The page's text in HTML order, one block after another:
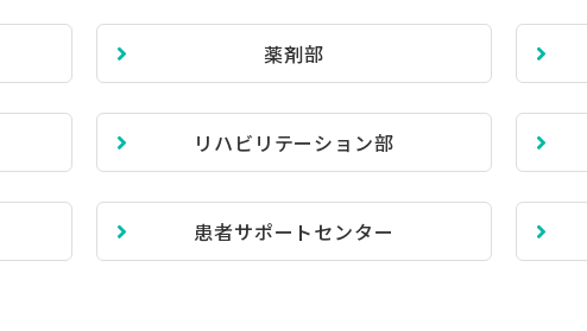
薬剤部
リハビリテーション部
患者サポートセンター